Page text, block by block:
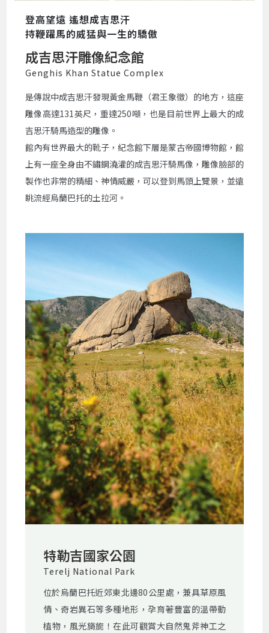
登高望遠 遙想成吉思汗
持鞭躍馬的威猛與一生的驕傲
成吉思汗雕像紀念館
Genghis Khan Statue Complex
是傳說中成吉思汗發現黃金馬鞭（君王象徵）的地方，這座
雕像高達131英尺，重達250噸，也是目前世界上最大的成
吉思汗騎馬造型的雕像。
館內有世界最大的靴子，紀念館下層是蒙古帝國博物館，館
上有一座全身由不鏽鋼澆灌的成吉思汗騎馬像，雕像臉部的
製作也非常的精細、神情威嚴，可以登到馬頭上覽景，並遠
眺流經烏蘭巴托的土拉河。
特勒吉國家公園
Terelj National Park
位於烏蘭巴托近郊東北邊80公里處，兼具草原風
情、奇岩異石等多種地形，孕育著豐富的溫帶動
植物，風光旖旎！在此可觀賞大自然鬼斧神工之